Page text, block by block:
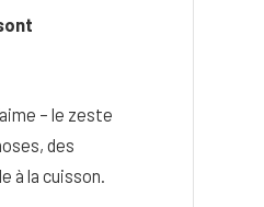
– le zeste
des
à la cuisson.